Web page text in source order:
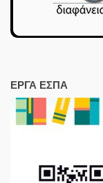
ΕΡΓΑ ΕΣΠΑ